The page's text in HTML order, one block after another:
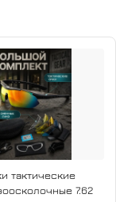
тактические
7.62